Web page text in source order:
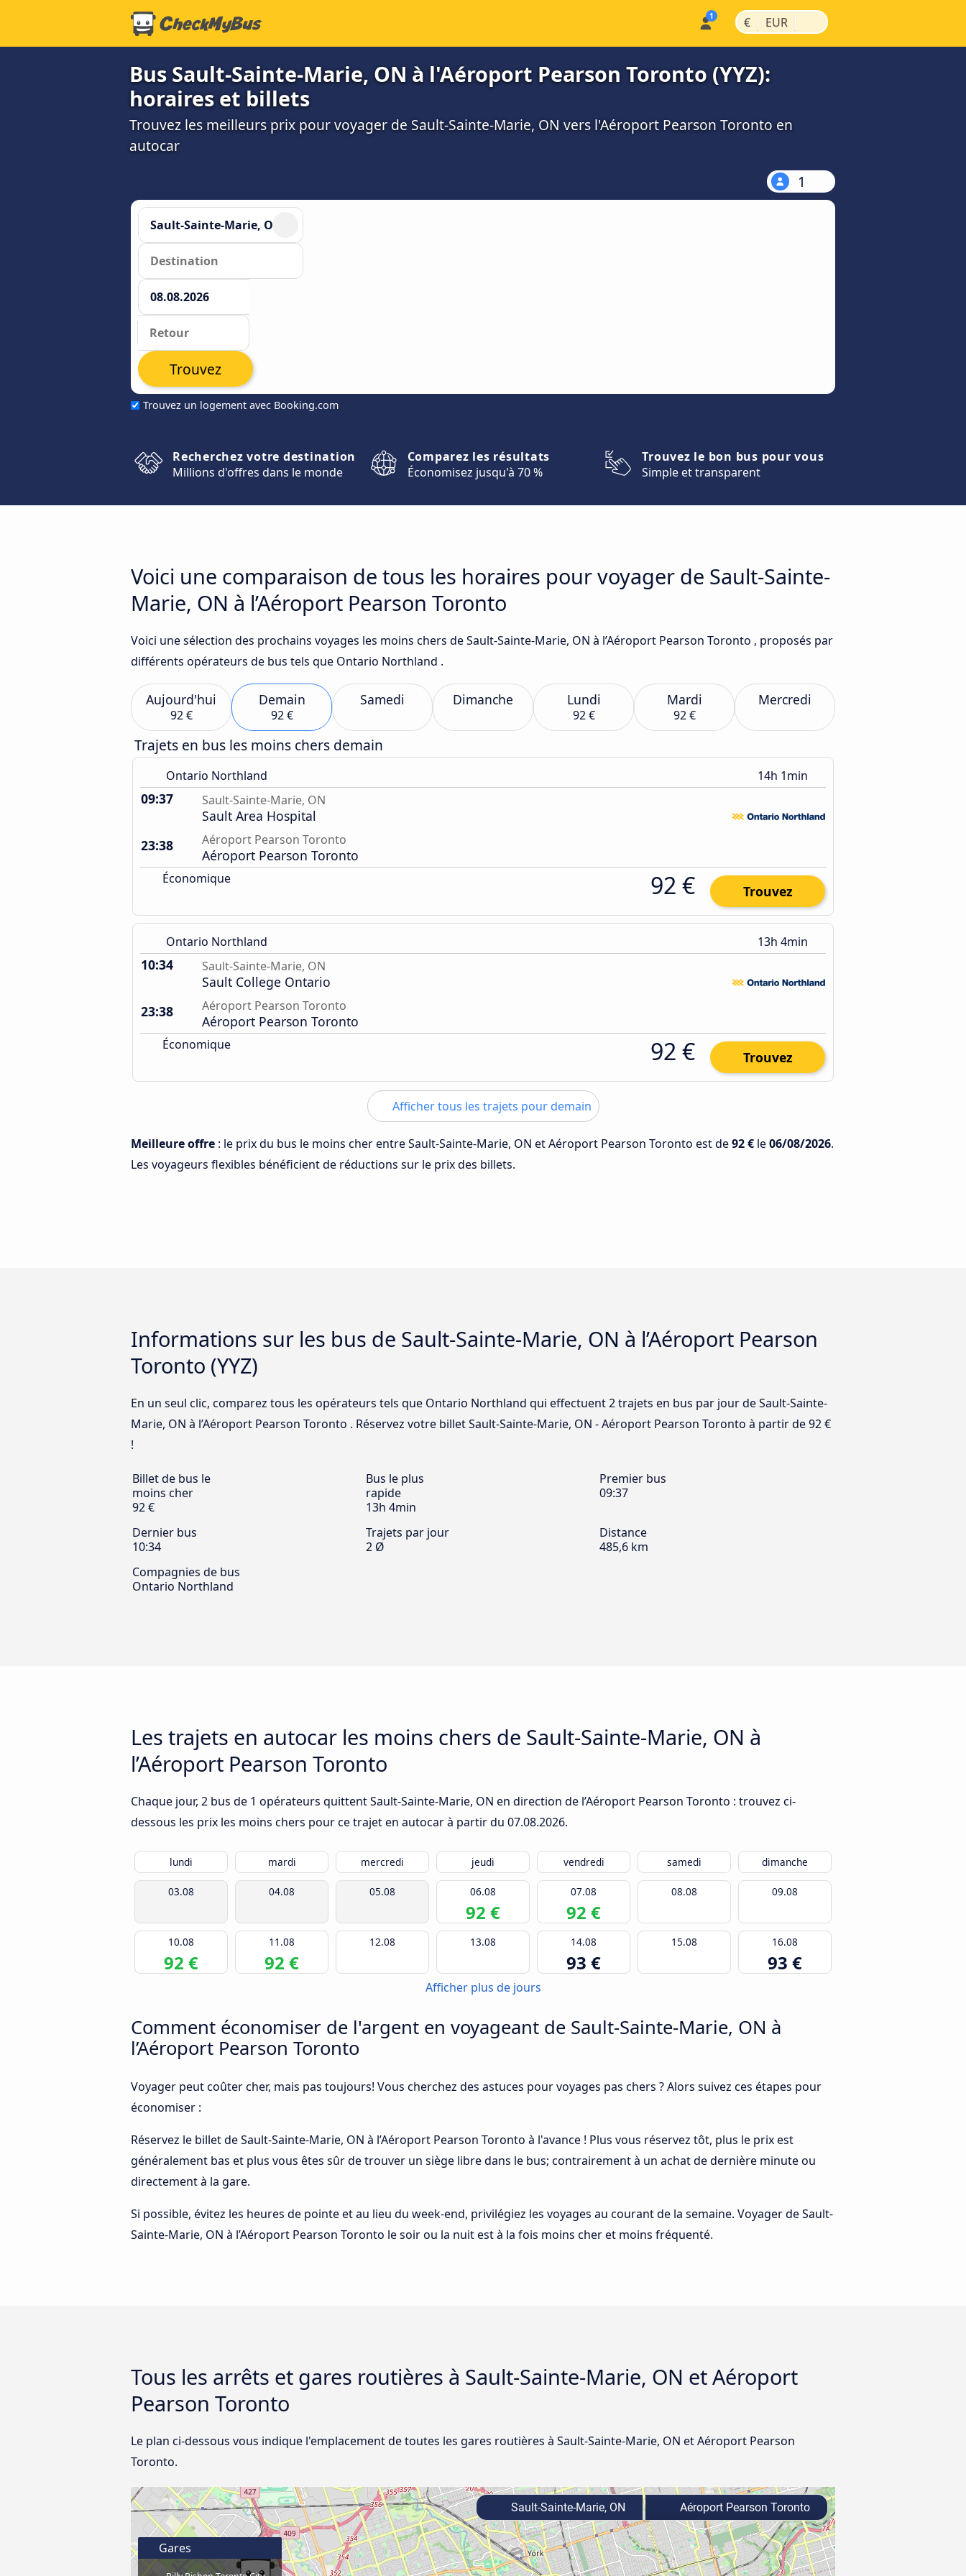
€ | EUR |
Bus Sault-Sainte-Marie, ON à l'Aéroport Pearson Toronto (YYZ):
horaires et billets
Trouvez les meilleurs prix pour voyager de Sault-Sainte-Marie, ON vers l'Aéroport Pearson Toronto en
autocar
1
Trouvez un logement avec Booking.com
Trouvez
Recherchez votre destination
Millions d'offres dans le monde
Comparez les résultats
Économisez jusqu'à 70 %
Trouvez le bon bus pour vous
Simple et transparent
Voici une comparaison de tous les horaires pour voyager de Sault-Sainte-
Marie, ON à l’Aéroport Pearson Toronto
Voici une sélection des prochains voyages les moins chers de Sault-Sainte-Marie, ON à l’Aéroport Pearson Toronto , proposés par
différents opérateurs de bus tels que Ontario Northland .
Aujourd'hui
92 €
Demain
92 €
Samedi Dimanche Lundi
92 €
Mardi
92 €
Mercredi
Trajets en bus les moins chers demain
Ontario Northland 14h 1min
09:37 Sault-Sainte-Marie, ON
Sault Area Hospital
23:38
Aéroport Pearson Toronto
Aéroport Pearson Toronto
Économique 92 € Trouvez
Ontario Northland 13h 4min
10:34 Sault-Sainte-Marie, ON
Sault College Ontario
23:38
Aéroport Pearson Toronto
Aéroport Pearson Toronto
Économique 92 € Trouvez
Afficher tous les trajets pour demain
Meilleure offre : le prix du bus le moins cher entre Sault-Sainte-Marie, ON et Aéroport Pearson Toronto est de92 € le06/08/2026.
Les voyageurs flexibles bénéficient de réductions sur le prix des billets.
Informations sur les bus de Sault-Sainte-Marie, ON à l’Aéroport Pearson
Toronto (YYZ)
En un seul clic, comparez tous les opérateurs tels que Ontario Northland qui effectuent 2 trajets en bus par jour de Sault-Sainte-
Marie, ON à l’Aéroport Pearson Toronto . Réservez votre billet Sault-Sainte-Marie, ON - Aéroport Pearson Toronto à partir de 92 €
!
Billet de bus le
moins cher
92 €
Bus le plus
rapide
13h 4min
Premier bus
09:37
Dernier bus
10:34
Trajets par jour
2 Ø
Distance
485,6 km
Compagnies de bus
Ontario Northland
Les trajets en autocar les moins chers de Sault-Sainte-Marie, ON à
l’Aéroport Pearson Toronto
Chaque jour, 2 bus de 1 opérateurs quittent Sault-Sainte-Marie, ON en direction de l’Aéroport Pearson Toronto : trouvez ci-
dessous les prix les moins chers pour ce trajet en autocar à partir du 07.08.2026.
lundi mardi mercredi jeudi vendredi samedi dimanche
03.08 04.08 05.08 06.08
92 €
07.08
92 €
08.08 09.08
10.08
92 €
11.08
92 €
12.08 13.08 14.08
93 €
15.08 16.08
93 €
Afficher plus de jours
Comment économiser de l'argent en voyageant de Sault-Sainte-Marie, ON à
l’Aéroport Pearson Toronto
Voyager peut coûter cher, mais pas toujours! Vous cherchez des astuces pour voyages pas chers ? Alors suivez ces étapes pour
économiser :
Réservez le billet de Sault-Sainte-Marie, ON à l’Aéroport Pearson Toronto à l'avance ! Plus vous réservez tôt, plus le prix est
généralement bas et plus vous êtes sûr de trouver un siège libre dans le bus; contrairement à un achat de dernière minute ou
directement à la gare.
Si possible, évitez les heures de pointe et au lieu du week-end, privilégiez les voyages au courant de la semaine. Voyager de Sault-
Sainte-Marie, ON à l’Aéroport Pearson Toronto le soir ou la nuit est à la fois moins cher et moins fréquenté.
Tous les arrêts et gares routières à Sault-Sainte-Marie, ON et Aéroport
Pearson Toronto
Le plan ci-dessous vous indique l'emplacement de toutes les gares routières à Sault-Sainte-Marie, ON et Aéroport Pearson
Toronto.
Gares
Sault-Sainte-Marie, ON Aéroport Pearson Toronto